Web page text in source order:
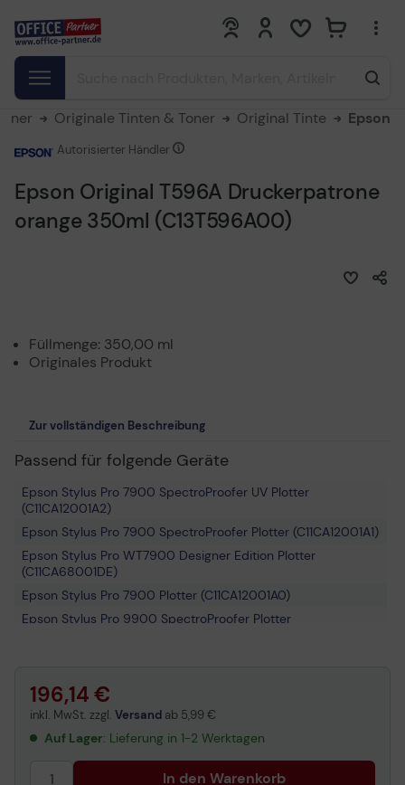
0 0
Originale Tinten & Toner Original Tinte Epson
Epson Original T596A Druckerpatrone
orange 350ml (C13T596A00)
Autorisierter Händler
Füllmenge: 350,00 ml
Originales Produkt
Zur vollständigen Beschreibung
Passend für folgende Geräte
Epson Stylus Pro 7900 SpectroProofer UV Plotter
(C11CA12001A2)
Epson Stylus Pro 7900 SpectroProofer Plotter (C11CA12001A1)
Epson Stylus Pro WT7900 Designer Edition Plotter
(C11CA68001DE)
Epson Stylus Pro 7900 Plotter (C11CA12001A0)
Epson Stylus Pro 9900 SpectroProofer Plotter
Epson Stylus Pro 7900 Series Plotter
196,14 €
inkl. MwSt. zzgl. Versand ab 5,99 €
Auf Lager: Lieferung in 1-2 Werktagen
In den Warenkorb